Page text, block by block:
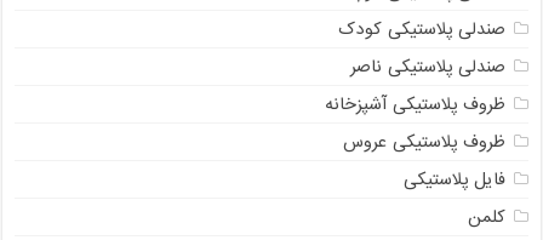
صندلی پلاستیکی کودک
صندلی پلاستیکی ناصر
ظروف پلاستیکی آشپزخانه
ظروف پلاستیکی عروس
فایل پلاستیکی
کلمن